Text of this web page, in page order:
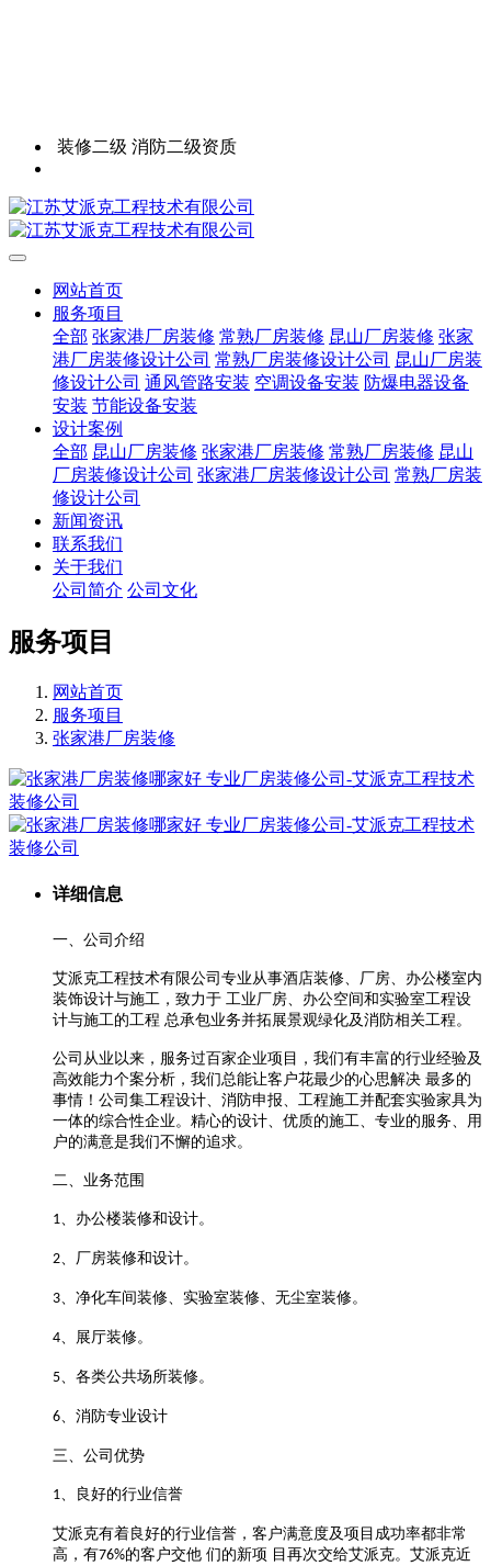
装修二级 消防二级资质
网站首页
服务项目
全部 张家港厂房装修 常熟厂房装修 昆山厂房装修 张家
港厂房装修设计公司 常熟厂房装修设计公司 昆山厂房装
修设计公司 通风管路安装 空调设备安装 防爆电器设备
安装 节能设备安装
设计案例
全部 昆山厂房装修 张家港厂房装修 常熟厂房装修 昆山
厂房装修设计公司 张家港厂房装修设计公司 常熟厂房装
修设计公司
新闻资讯
联系我们
关于我们
公司简介 公司文化
服务项目
网站首页
服务项目
张家港厂房装修
详细信息
一、公司介绍
艾派克工程技术有限公司专业从事酒店装修、厂房、办公楼室内
装饰设计与施工，致力于 工业厂房、办公空间和实验室工程设
计与施工的工程 总承包业务并拓展景观绿化及消防相关工程。
公司从业以来，服务过百家企业项目，我们有丰富的行业经验及
高效能力个案分析，我们总能让客户花最少的心思解决 最多的
事情！公司集工程设计、消防申报、工程施工并配套实验家具为
一体的综合性企业。精心的设计、优质的施工、专业的服务、用
户的满意是我们不懈的追求。
二、业务范围
1、办公楼装修和设计。
2、厂房装修和设计。
3、净化车间装修、实验室装修、无尘室装修。
4、展厅装修。
5、各类公共场所装修。
6、消防专业设计
三、公司优势
1、良好的行业信誉
艾派克有着良好的行业信誉，客户满意度及项目成功率都非常
高，有76%的客户交他 们的新项 目再次交给艾派克。艾派克近